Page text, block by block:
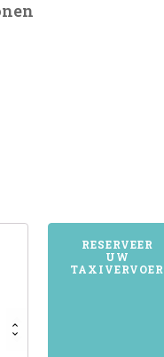
RESERVEER
UW
TAXIVERVOER